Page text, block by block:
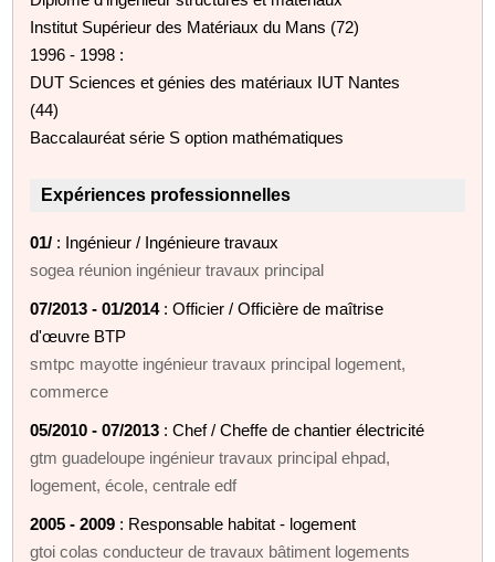
Institut Supérieur des Matériaux du Mans (72)
1996 - 1998 :
DUT Sciences et génies des matériaux IUT Nantes
(44)
Baccalauréat série S option mathématiques
Expériences professionnelles
01/ : Ingénieur / Ingénieure travaux
sogea réunion ingénieur travaux principal
07/2013 - 01/2014: Officier / Officière de maîtrise
d'œuvre BTP
smtpc mayotte ingénieur travaux principal logement,
commerce
05/2010 - 07/2013 : Chef / Cheffe de chantier électricité
gtm guadeloupe ingénieur travaux principal ehpad,
logement, école, centrale edf
2005 - 2009 : Responsable habitat - logement
gtoi colas conducteur de travaux bâtiment logements